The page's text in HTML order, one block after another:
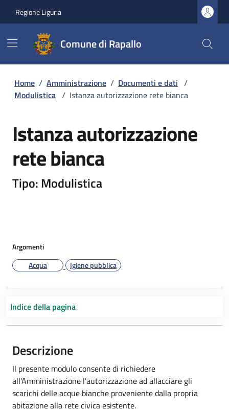
Regione Liguria
Comune di Rapallo
Home / Amministrazione / Documenti e dati /
Modulistica / Istanza autorizzazione rete bianca
Istanza autorizzazione
rete bianca
Tipo: Modulistica
Argomenti
Acqua
Igiene pubblica
Indice della pagina
Descrizione
Il presente modulo consente di richiedere
all'Amministrazione l'autorizzazione ad allacciare gli
scarichi delle acque bianche proveniente dalla propria
abitazione alla rete civica esistente.